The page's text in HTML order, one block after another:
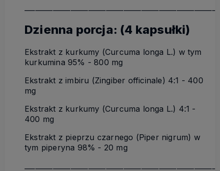
Dzienna porcja: (4 kapsułki)
Ekstrakt z kurkumy (Curcuma longa L.) w tym
kurkumina 95% - 800 mg
Ekstrakt z imbiru (Zingiber officinale) 4:1 - 400
mg
Ekstrakt z kurkumy (Curcuma longa L.) 4:1 -
400 mg
Ekstrakt z pieprzu czarnego (Piper nigrum) w
tym piperyna 98% - 20 mg